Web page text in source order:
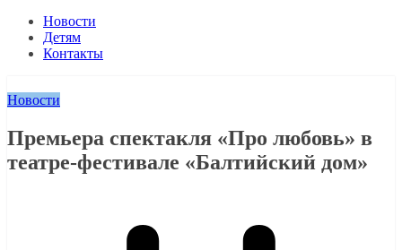
Новости
Детям
Контакты
Новости
Премьера спектакля «Про любовь» в
театре-фестивале «Балтийский дом»